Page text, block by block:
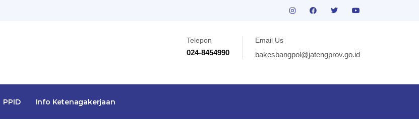
Telepon
024-8454990
Email Us
bakesbangpol@jatengprov.go.id
PPID Info Ketenagakerjaan